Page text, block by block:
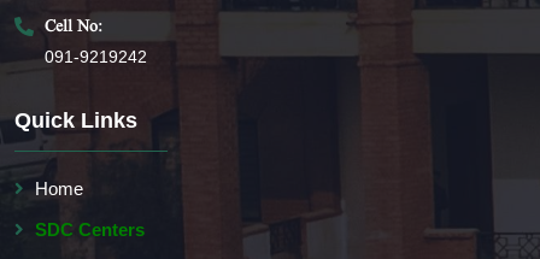
Cell No:
091-9219242
Quick Links
Home
SDC Centers